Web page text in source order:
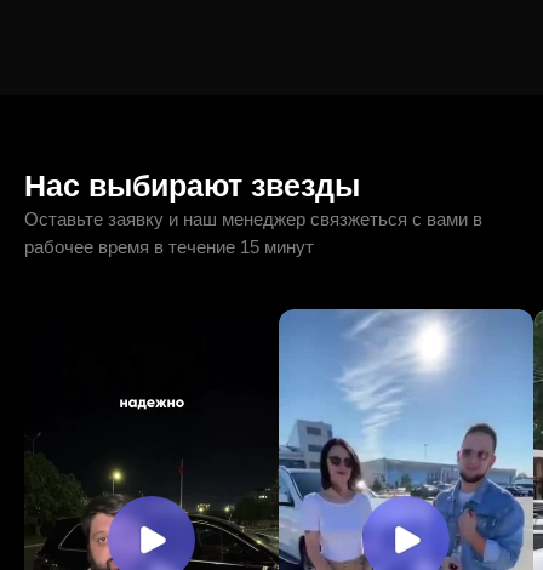
Нас выбирают звезды
Оставьте заявку и наш менеджер связжеться с вами в
рабочее время в течение 15 минут